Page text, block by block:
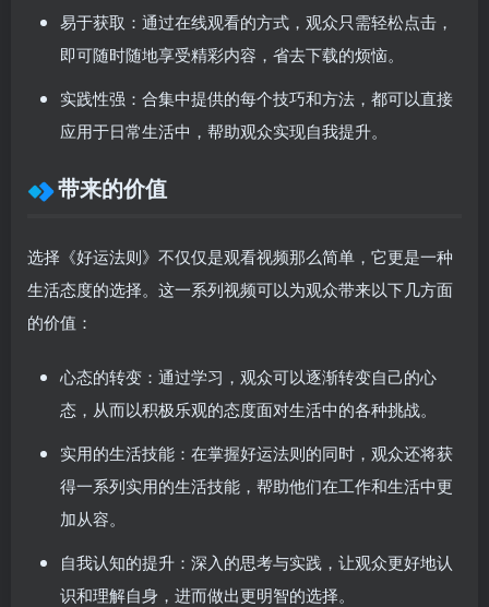
易于获取 ：通过在线观看的方式，观众只需轻松点击，
即可随时随地享受精彩内容，省去下载的烦恼。
实践性强 ：合集中提供的每个技巧和方法，都可以直接
应用于日常生活中，帮助观众实现自我提升。
带来的价值
选择《好运法则》不仅仅是观看视频那么简单，它更是一种
生活态度的选择。这一系列视频可以为观众带来以下几方面
的价值：
心态的转变 ：通过学习，观众可以逐渐转变自己的心
态，从而以积极乐观的态度面对生活中的各种挑战。
实用的生活技能 ：在掌握好运法则的同时，观众还将获
得一系列实用的生活技能，帮助他们在工作和生活中更
加从容。
自我认知的提升 ：深入的思考与实践，让观众更好地认
识和理解自身，进而做出更明智的选择。